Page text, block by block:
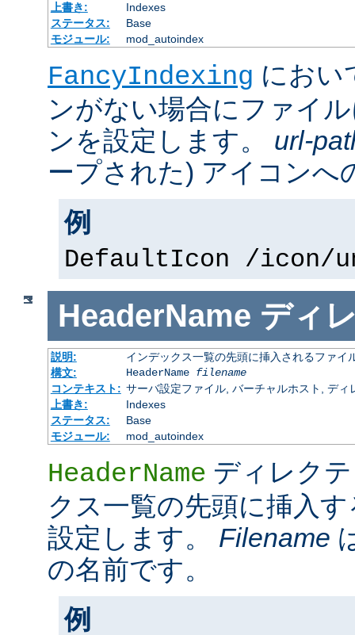
上書き:
Indexes
ステータス:
Base
モジュール:
mod_autoindex
FancyIndexing におい
ンがない場合にファイ
ンを設定します。 url-
ープされた) アイコンへ
例
DefaultIcon /icon/
HeaderName ディ
説明:
インデックス一覧の先頭に挿入されるファイ
構文:
HeaderName filename
コンテキスト: サーバ設定ファイル, バーチャルホスト, ディ
上書き:
Indexes
ステータス:
Base
モジュール:
mod_autoindex
HeaderName ディレク
クス一覧の先頭に挿入
設定します。 Filename
の名前です。
例